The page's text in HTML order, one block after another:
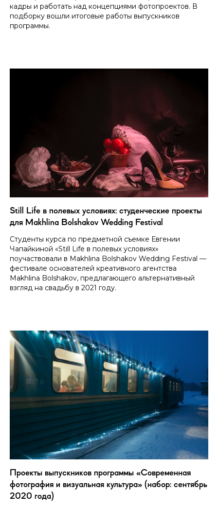
кадры и работать над концепциями фотопроектов. В
подборку вошли итоговые работы выпускников
программы.
Still Life в полевых условиях: студенческие проекты
для Makhlina Bolshakov Wedding Festival
Студенты курса по предметной съемке Евгении
Чапайкиной «Still Life в полевых условиях»
поучаствовали в Makhlina Bolshakov Wedding Festival —
фестивале основателей креативного агентства
Makhlina Bolshakov, предлагающего альтернативный
взгляд на свадьбу в 2021 году.
Проекты выпускников программы «Современная
фотография и визуальная культура» (набор: сентябрь
2020 года)